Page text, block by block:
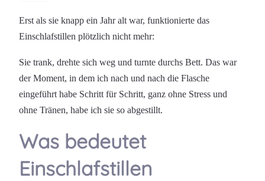
Erst als sie knapp ein Jahr alt war, funktionierte das
Einschlafstillen plötzlich nicht mehr:
Sie trank, drehte sich weg und turnte durchs Bett. Das war
der Moment, in dem ich nach und nach die Flasche
eingeführt habe Schritt für Schritt, ganz ohne Stress und
ohne Tränen, habe ich sie so abgestillt.
Was bedeutet
Einschlafstillen